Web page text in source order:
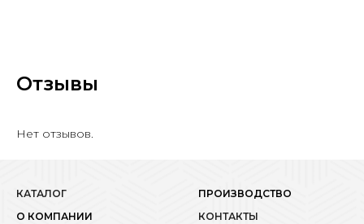
Отзывы
Нет отзывов.
КАТАЛОГ
ПРОИЗВОДСТВО
О КОМПАНИИ
КОНТАКТЫ